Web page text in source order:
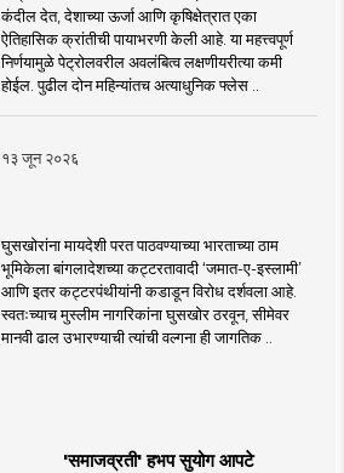
कंदील देत, देशाच्या ऊर्जा आणि कृषिक्षेत्रात एका
ऐतिहासिक क्रांतीची पायाभरणी केली आहे. या महत्त्वपूर्ण
निर्णयामुळे पेट्रोलवरील अवलंबित्व लक्षणीयरीत्या कमी
होईल. पुढील दोन महिन्यांतच अत्याधुनिक फ्लेस ..
१३ जून २०२६
घुसखोरांना मायदेशी परत पाठवण्याच्या भारताच्या ठाम
भूमिकेला बांगलादेशच्या कट्टरतावादी ‘जमात-ए-इस्लामी’
आणि इतर कट्टरपंथीयांनी कडाडून विरोध दर्शवला आहे.
स्वतःच्याच मुस्लीम नागरिकांना घुसखोर ठरवून, सीमेवर
मानवी ढाल उभारण्याची त्यांची वल्गना ही जागतिक ..
'समाजव्रती' हभप सुयोग आपटे